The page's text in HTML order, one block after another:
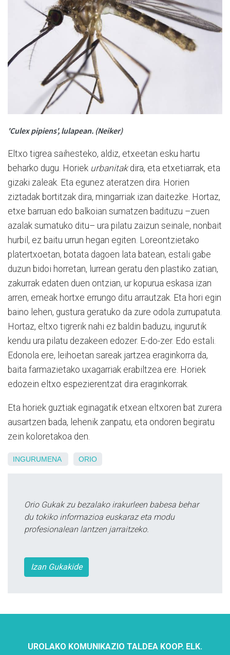
'Culex pipiens', lulapean. (Neiker)
Eltxo tigrea saihesteko, aldiz, etxeetan esku hartu
beharko dugu. Horiek urbanitakdira, eta etxetiarrak, eta
gizaki zaleak. Eta egunez ateratzen dira. Horien
ziztadak bortitzak dira, mingarriak izan daitezke. Hortaz,
etxe barruan edo balkoian sumatzen badituzu –zuen
azalak sumatuko ditu– ura pilatu zaizun seinale, nonbait
hurbil, ez baitu urrun hegan egiten. Loreontzietako
platertxoetan, botata dagoen lata batean, estali gabe
duzun bidoi horretan, lurrean geratu den plastiko zatian,
zakurrak edaten duen ontzian, ur kopurua eskasa izan
arren, emeak hortxe errungo ditu arrautzak. Eta hori egin
baino lehen, gustura geratuko da zure odola zurrupatuta.
Hortaz, eltxo tigrerik nahi ez baldin baduzu, ingurutik
kendu ura pilatu dezakeen edozer. E-do-zer. Edo estali.
Edonola ere, leihoetan sareak jartzea eraginkorra da,
baita farmazietako uxagarriak erabiltzea ere. Horiek
edozein eltxo espezierentzat dira eraginkorrak.
Eta horiek guztiak eginagatik etxean eltxoren bat zurera
ausartzen bada, lehenik zanpatu, eta ondoren begiratu
zein koloretakoa den.
INGURUMENA ORIO
Orio Gukak zu bezalako irakurleen babesa behar
du tokiko informazioa euskaraz eta modu
profesionalean lantzen jarraitzeko.
Izan Gukakide
UROLAKO KOMUNIKAZIO TALDEA KOOP. ELK.